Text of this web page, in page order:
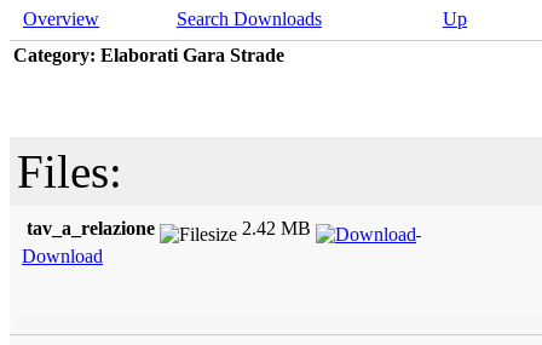
Overview Search Downloads
Up
Category: Elaborati Gara Strade
Files:
tav_a_relazione
2.42 MB
Download